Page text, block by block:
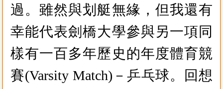
過。雖然與划艇無緣，但我還有
幸能代表劍橋大學參與另一項同
樣有一百多年歷史的年度體育競
賽(Varsity Match)－乒乓球。回想